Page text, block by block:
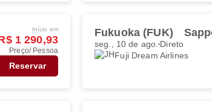
Início em
1 290,93
Preço/ Pessoa
Reservar
Fukuoka (FUK)
seg., 10 de ago. Direto
Fuji Dream Airlines